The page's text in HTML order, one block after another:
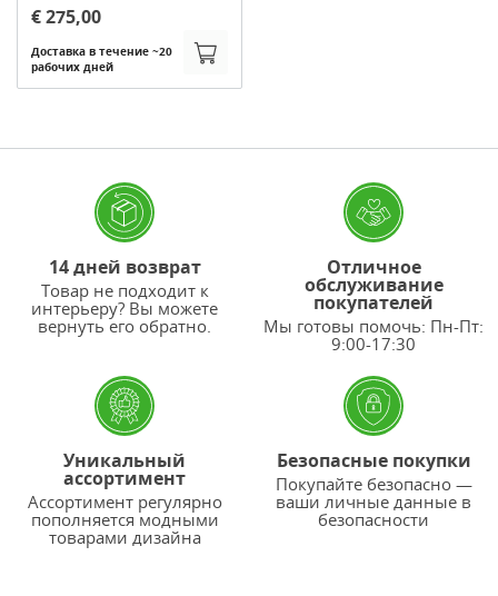
€ 275,00
Доставка в течение ~20
рабочих дней
14 дней возврат
Товар не подходит к
интерьеру? Вы можете
вернуть его обратно.
Отличное
обслуживание
покупателей
Мы готовы помочь: Пн-Пт:
9:00-17:30
Уникальный
ассортимент
Ассортимент регулярно
пополняется модными
товарами дизайна
Безопасные покупки
Покупайте безопасно —
ваши личные данные в
безопасности